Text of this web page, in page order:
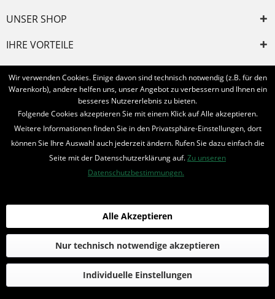
UNSER SHOP
IHRE VORTEILE
INFORMIERT BLEIBEN
Bestellung widerrufen
* Alle Preise inkl. MwSt. und zzgl. Bearbeitungspauschale
© 2016-2022 Romantruhe - Buchversand, Joachim Otto
die profilschmiede - Internetagentur
Wir verwenden Cookies. Einige davon sind technisch notwendig (z.B. für den
Warenkorb), andere helfen uns, unser Angebot zu verbessern und Ihnen ein
besseres Nutzererlebnis zu bieten.
Folgende Cookies akzeptieren Sie mit einem Klick auf Alle akzeptieren.
Weitere Informationen finden Sie in den Privatsphäre-Einstellungen, dort
können Sie Ihre Auswahl auch jederzeit ändern. Rufen Sie dazu einfach die
Seite mit der Datenschutzerklärung auf.Zu unseren
Datenschutzbestimmungen.
Individuelle Einstellungen
Nur technisch notwendige akzeptieren
Alle Akzeptieren